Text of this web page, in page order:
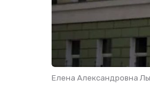
Елена Александровна